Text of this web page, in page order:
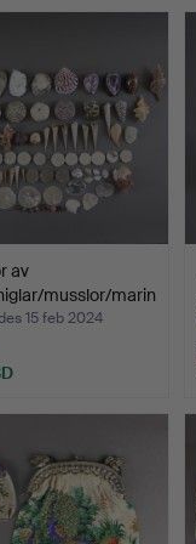
av
musslor/marin
15 feb 2024